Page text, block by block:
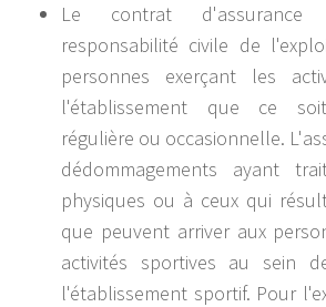
Le contrat d'assurance
responsabilité civile de
personnes exerçant les
l'établissement que ce
régulière ou occasionnelle.
dédommagements ayant
physiques ou à ceux qui
que peuvent arriver aux
activités sportives au sein
l'établissement sportif. Pour